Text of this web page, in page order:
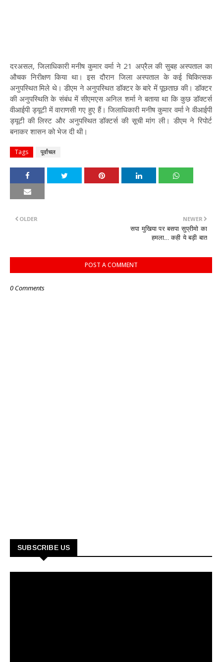
दरअसल, जिलाधिकारी मनीष कुमार वर्मा ने 21 अप्रैल की सुबह अस्पताल का
औचक निरीक्षण किया था। इस दौरान जिला अस्पताल के कई चिकित्सक
अनुपस्थित मिले थे। डीएम ने अनुपस्थित डॉक्टर के बारे में पूछताछ की। डॉक्टर
की अनुपस्थिति के संबंध में सीएमएस अनिल शर्मा ने बताया था कि कुछ डॉक्टर्स
वीआईपी ड्यूटी में वाराणसी गए हुए हैं। जिलाधिकारी मनीष कुमार वर्मा ने वीआईपी
ड्यूटी की लिस्ट और अनुपस्थित डॉक्टर्स की सूची मांग ली। डीएम ने रिपोर्ट
बनाकर शासन को भेज दी थी।
Tags पूर्वांचल
NEWER
सपा मुखिया पर बसपा सुप्रीमो का
हमला... कही ये बड़ी बात
OLDER
POST A COMMENT
0 Comments
SUBSCRIBE US